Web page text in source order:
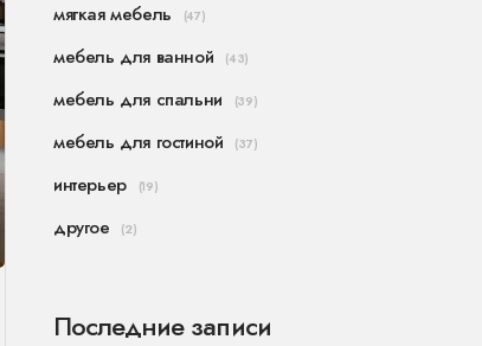
мягкая мебель (47)
мебель для ванной (43)
мебель для спальни (39)
мебель для гостиной (37)
интерьер (19)
другое (2)
Последние записи